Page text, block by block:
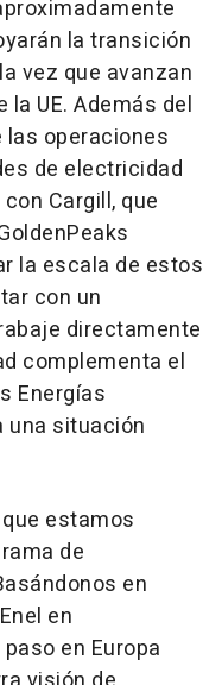
la transición
vez que avanzan
UE. Además del
las operaciones
de electricidad
Cargill, que
la escala de estos
con un
directamente
complementa el
Energías
una situación
estamos
de
en
en
en Europa